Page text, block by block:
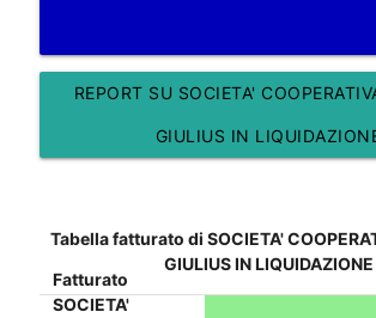
REPORT SU SOCIETA'
GIULIUS IN
Tabella fatturato di SOCIETA'
GIULIUS IN LIQUIDAZIONE
Fatturato
SOCIETA'